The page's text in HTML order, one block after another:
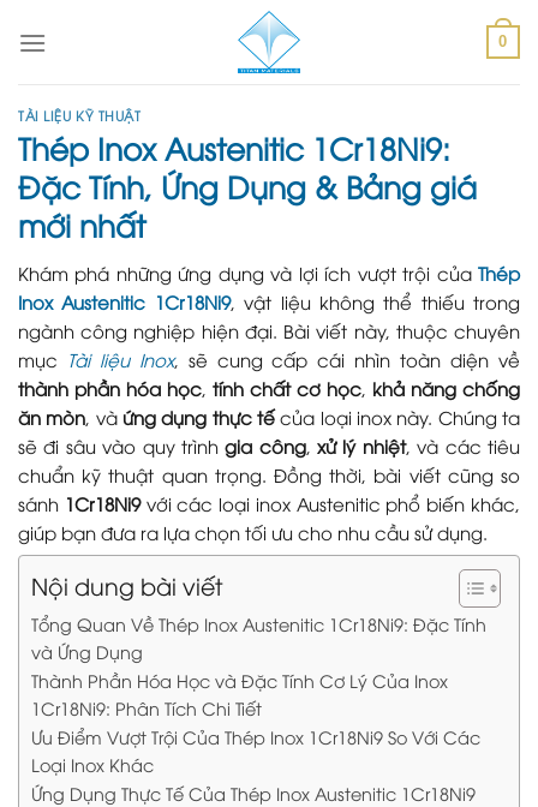
0
TÀI LIỆU KỸ THUẬT
Thép Inox Austenitic 1Cr18Ni9:
Đặc Tính, Ứng Dụng & Bảng giá
mới nhất
Khám phá những ứng dụng và lợi ích vượt trội của Thép
Inox Austenitic 1Cr18Ni9, vật liệu không thể thiếu trong
ngành công nghiệp hiện đại. Bài viết này, thuộc chuyên
mục Tài liệu Inox, sẽ cung cấp cái nhìn toàn diện về
thành phần hóa học, tính chất cơ học, khả năng chống
ăn mòn, và ứng dụng thực tếcủa loại inox này. Chúng ta
sẽ đi sâu vào quy trìnhgia công,xử lý nhiệt, và các tiêu
chuẩn kỹ thuật quan trọng. Đồng thời, bài viết cũng so
sánh 1Cr18Ni9với các loại inox Austenitic phổ biến khác,
giúp bạn đưa ra lựa chọn tối ưu cho nhu cầu sử dụng.
Nội dung bài viết
Tổng Quan Về Thép Inox Austenitic 1Cr18Ni9: Đặc Tính
và Ứng Dụng
Thành Phần Hóa Học và Đặc Tính Cơ Lý Của Inox
1Cr18Ni9: Phân Tích Chi Tiết
Ưu Điểm Vượt Trội Của Thép Inox 1Cr18Ni9 So Với Các
Loại Inox Khác
Ứng Dụng Thực Tế Của Thép Inox Austenitic 1Cr18Ni9